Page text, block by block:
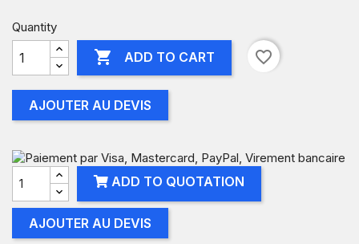
Quantity
 ADD TO CART favorite_border
AJOUTER AU DEVIS
ADD TO QUOTATION
AJOUTER AU DEVIS